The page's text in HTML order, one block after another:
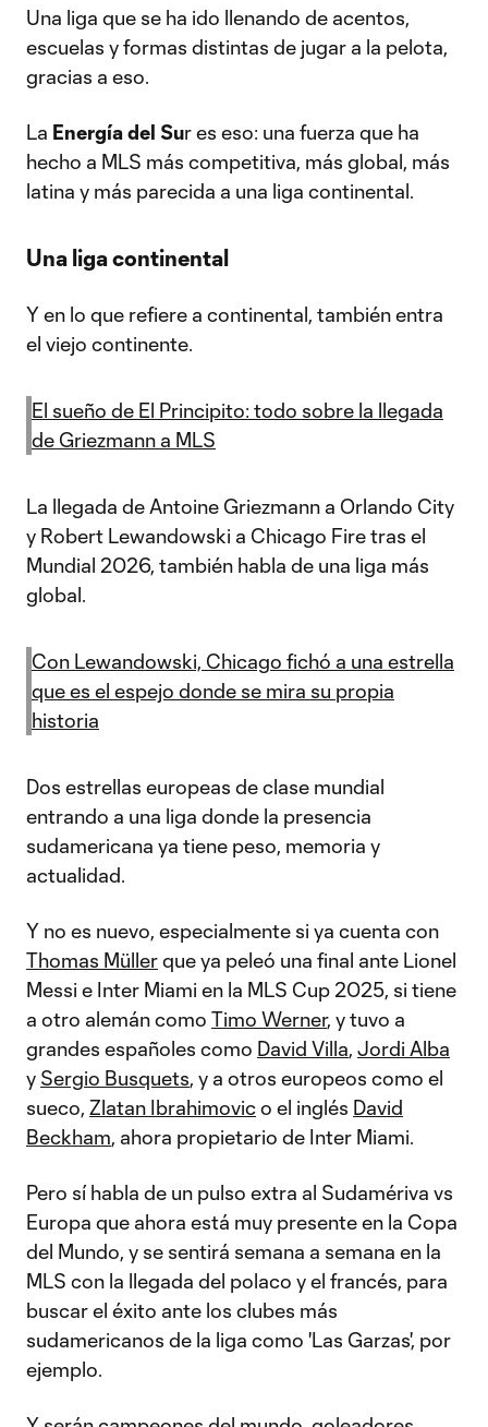
Una liga que se ha ido llenando de acentos,
escuelas y formas distintas de jugar a la pelota,
gracias a eso.
La Energía del Sur es eso: una fuerza que ha
hecho a MLS más competitiva, más global, más
latina y más parecida a una liga continental.
Una liga continental
Y en lo que refiere a continental, también entra
el viejo continente.
El sueño de El Principito: todo sobre la llegada
de Griezmann a MLS
La llegada de Antoine Griezmann a Orlando City
y Robert Lewandowski a Chicago Fire tras el
Mundial 2026, también habla de una liga más
global.
Con Lewandowski, Chicago fichó a una estrella
que es el espejo donde se mira su propia
historia
Dos estrellas europeas de clase mundial
entrando a una liga donde la presencia
sudamericana ya tiene peso, memoria y
actualidad.
Y no es nuevo, especialmente si ya cuenta con
Thomas Müllerque ya peleó una final ante Lionel
Messi e Inter Miami en la MLS Cup 2025, si tiene
a otro alemán como Timo Werner, y tuvo a
grandes españoles como David Villa, Jordi Alba
y Sergio Busquets, y a otros europeos como el
sueco, Zlatan Ibrahimovico el inglés David
Beckham, ahora propietario de Inter Miami.
Pero sí habla de un pulso extra al Sudamériva vs
Europa que ahora está muy presente en la Copa
del Mundo, y se sentirá semana a semana en la
MLS con la llegada del polaco y el francés, para
buscar el éxito ante los clubes más
sudamericanos de la liga como 'Las Garzas', por
ejemplo.